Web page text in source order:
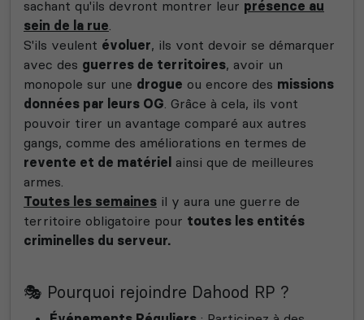
sachant qu'ils devront montrer leur présence au
sein de la rue.
S'ils veulent évoluer, ils vont devoir se démarquer
avec des guerres de territoires, avoir un
monopole sur une drogue ou encore des missions
données par leurs OG. Grâce à cela, ils vont
pouvoir tirer un avantage comparé aux autres
gangs, comme des améliorations en termes de
revente et de matériel ainsi que de meilleures
armes.
Toutes les semaines il y aura une guerre de
territoire obligatoire pour toutes les entités
criminelles du serveur.
🎭 Pourquoi rejoindre Dahood RP ?